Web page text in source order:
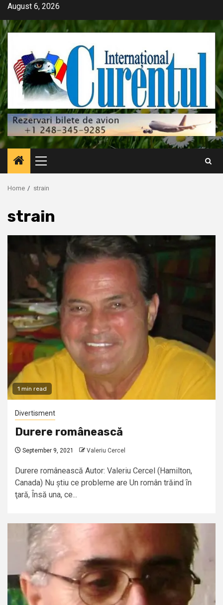
Skip
content
August 6, 2026
Primary
Menu
Home strain
strain
1 min read
Divertisment
Durere românească
September 9, 2021 Valeriu Cercel
Durere românească Autor: Valeriu Cercel (Hamilton,
Canada) Nu știu ce probleme are Un român trăind ȋn
ţară, Ȋnsă una, ce...